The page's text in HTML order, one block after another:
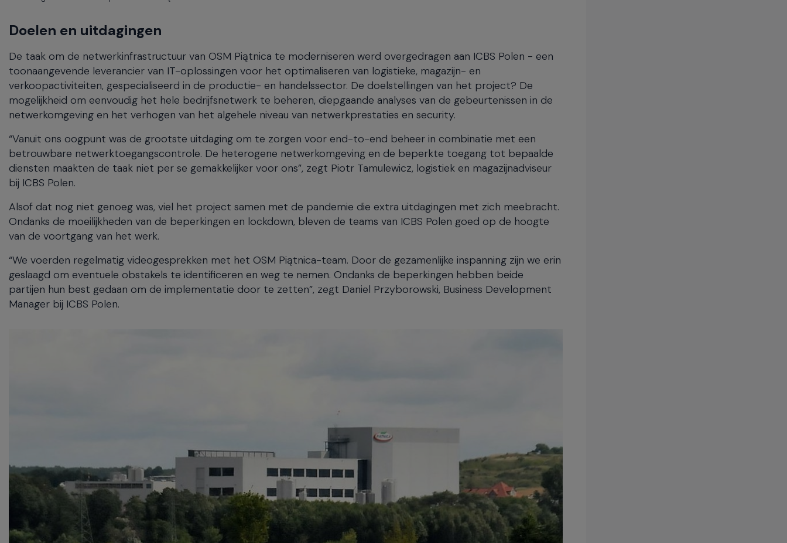
Doelen en uitdagingen
De taak om de netwerkinfrastructuur van OSM Piątnica te moderniseren werd overgedragen aan ICBS Polen - een
toonaangevende leverancier van IT-oplossingen voor het optimaliseren van logistieke, magazijn- en
verkoopactiviteiten, gespecialiseerd in de productie- en handelssector. De doelstellingen van het project? De
mogelijkheid om eenvoudig het hele bedrijfsnetwerk te beheren, diepgaande analyses van de gebeurtenissen in de
netwerkomgeving en het verhogen van het algehele niveau van netwerkprestaties en security.
“Vanuit ons oogpunt was de grootste uitdaging om te zorgen voor end-to-end beheer in combinatie met een
betrouwbare netwerktoegangscontrole. De heterogene netwerkomgeving en de beperkte toegang tot bepaalde
diensten maakten de taak niet per se gemakkelijker voor ons”, zegt Piotr Tamulewicz, logistiek en magazijnadviseur
bij ICBS Polen.
Alsof dat nog niet genoeg was, viel het project samen met de pandemie die extra uitdagingen met zich meebracht.
Ondanks de moeilijkheden van de beperkingen en lockdown, bleven de teams van ICBS Polen goed op de hoogte
van de voortgang van het werk.
“We voerden regelmatig videogesprekken met het OSM Piątnica-team. Door de gezamenlijke inspanning zijn we erin
geslaagd om eventuele obstakels te identificeren en weg te nemen. Ondanks de beperkingen hebben beide
partijen hun best gedaan om de implementatie door te zetten”, zegt Daniel Przyborowski, Business Development
Manager bij ICBS Polen.